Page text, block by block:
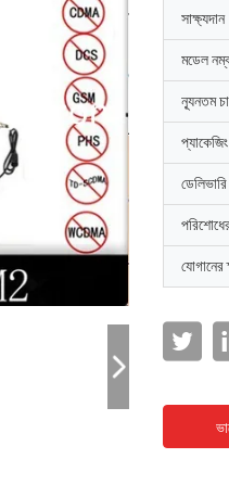
সাক্ষ্যদান
মডেল
ন্যূনতম
যোগানের